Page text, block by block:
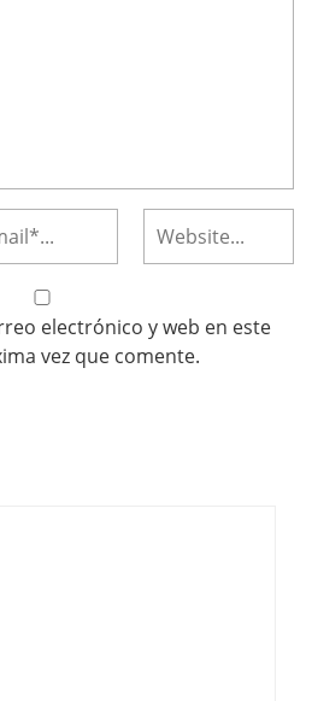
electrónico y web en este
vez que comente.